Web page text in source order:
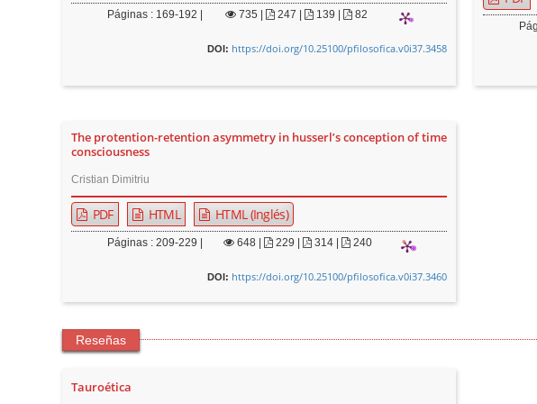
Páginas : 169-192 | 735 | 247 | 139 | 82
DOI: https://doi.org/10.25100/pfilosofica.v0i37.3458
The protention-retention asymmetry in husserl’s conception of time
consciousness
Cristian Dimitriu
PDF HTML HTML (Inglés)
Páginas : 209-229 | 648| 229 | 314 | 240
DOI: https://doi.org/10.25100/pfilosofica.v0i37.3460
Reseñas
Tauroética